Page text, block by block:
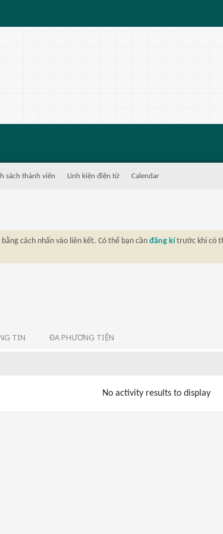
sách thành viên Linh kiện điện tử Calendar
bằng cách nhấn vào liên kết. Có thể bạn cần đăng kí trước khi có
TIN ĐA PHƯƠNG TIỆN
No activity results to display